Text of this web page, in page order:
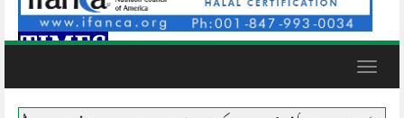
Toggle